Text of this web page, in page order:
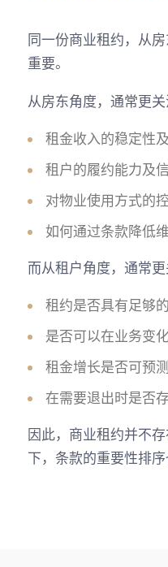
同一份商业租约，从
重要。
从房东角度，通常更关
租金收入的稳定性
租户的履约能力及信
对物业使用方式的控
如何通过条款降低
而从租户角度，通常更
租约是否具有足够的
是否可以在业务变
租金增长是否可预
在需要退出时是否
因此，商业租约并不
下，条款的重要性排序
Property Matters
何协助 How we can help
？联系 NS Legal